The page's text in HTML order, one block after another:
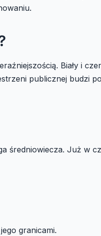
Biały i
publicznej budzi
średniowiecza. Już w
granicami.